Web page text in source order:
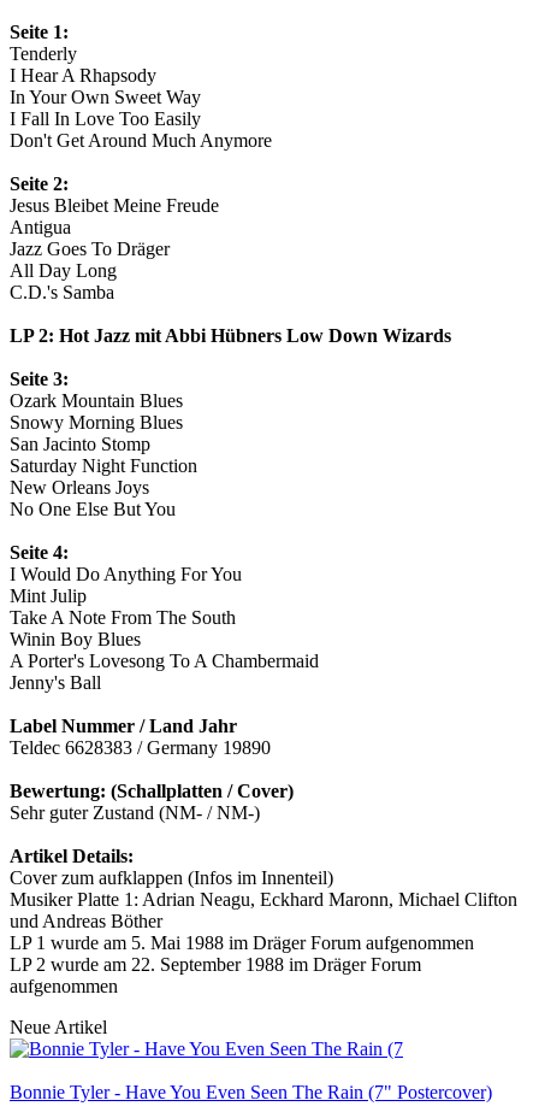
Seite 1:
Tenderly
I Hear A Rhapsody
In Your Own Sweet Way
I Fall In Love Too Easily
Don't Get Around Much Anymore
Seite 2:
Jesus Bleibet Meine Freude
Antigua
Jazz Goes To Dräger
All Day Long
C.D.'s Samba
LP 2: Hot Jazz mit Abbi Hübners Low Down Wizards
Seite 3:
Ozark Mountain Blues
Snowy Morning Blues
San Jacinto Stomp
Saturday Night Function
New Orleans Joys
No One Else But You
Seite 4:
I Would Do Anything For You
Mint Julip
Take A Note From The South
Winin Boy Blues
A Porter's Lovesong To A Chambermaid
Jenny's Ball
Label Nummer / Land Jahr
Teldec 6628383 / Germany 19890
Bewertung: (Schallplatten / Cover)
Sehr guter Zustand (NM- / NM-)
Artikel Details:
Cover zum aufklappen (Infos im Innenteil)
Musiker Platte 1: Adrian Neagu, Eckhard Maronn, Michael Clifton
und Andreas Böther
LP 1 wurde am 5. Mai 1988 im Dräger Forum aufgenommen
LP 2 wurde am 22. September 1988 im Dräger Forum
aufgenommen
Neue Artikel
Bonnie Tyler - Have You Even Seen The Rain (7" Postercover)